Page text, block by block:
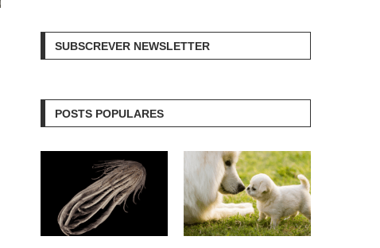
SUBSCREVER NEWSLETTER
POSTS POPULARES